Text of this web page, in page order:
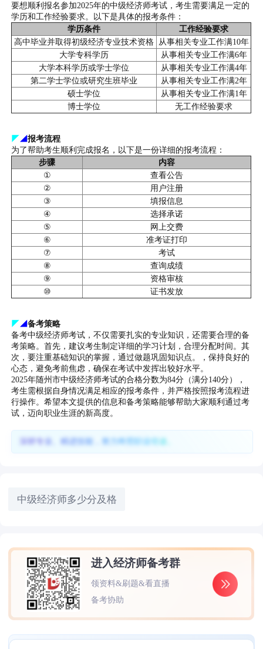
要想顺利报名参加2025年的中级经济师考试，考生需要满足一定的
学历和工作经验要求。以下是具体的报考条件：
学历条件
工作经验要求
高中毕业并取得初级经济专业技术资格 从事相关专业工作满10年
大学专科学历
从事相关专业工作满6年
大学本科学历或学士学位
从事相关专业工作满4年
第二学士学位或研究生班毕业
从事相关专业工作满2年
硕士学位
从事相关专业工作满1年
博士学位
无工作经验要求
◤◢报考流程
为了帮助考生顺利完成报名，以下是一份详细的报考流程：
步骤
内容
①
查看公告
②
用户注册
③
填报信息
④
选择承诺
⑤
网上交费
⑥
准考证打印
⑦
考试
⑧
查询成绩
⑨
资格审核
⑩
证书发放
◤◢备考策略
备考中级经济师考试，不仅需要扎实的专业知识，还需要合理的备
考策略。首先，建议考生制定详细的学习计划，合理分配时间。其
次，要注重基础知识的掌握，通过做题巩固知识点。，保持良好的
心态，避免考前焦虑，确保在考试中发挥出较好水平。
2025年随州市中级经济师考试的合格分数为84分（满分140分），
考生需根据自身情况满足相应的报考条件，并严格按照报考流程进
行操作。希望本文提供的信息和备考策略能够帮助大家顺利通过考
试，迈向职业生涯的新高度。
深耕专业、精进技能，努力终照职业坦途。
中级经济师多少分及格
进入经济师备考群
领资料&刷题&看直播
备考协助